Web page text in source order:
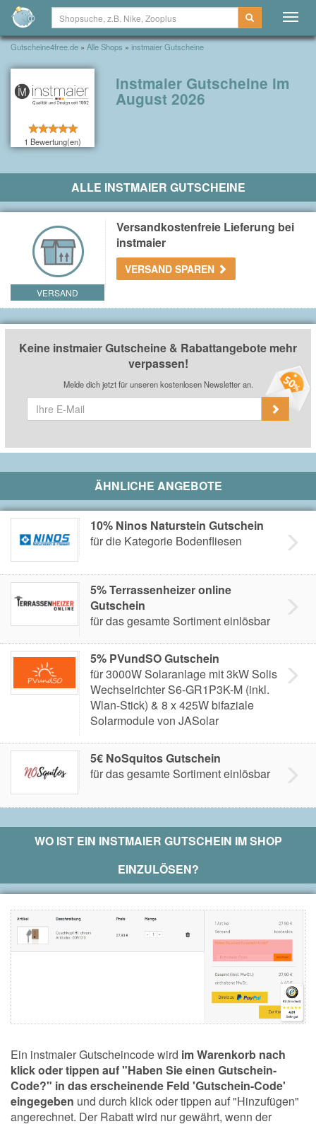
Gutscheine4free.de » Alle Shops » instmaier Gutscheine
1 Bewertung(en)
instmaier Gutscheine im
August 2026
ALLE INSTMAIER GUTSCHEINE
VERSAND
Versandkostenfreie Lieferung bei
instmaier
VERSAND SPAREN
Keine instmaier Gutscheine & Rabattangebote mehr
verpassen!
Melde dich jetzt für unseren kostenlosen Newsletter an.
ÄHNLICHE ANGEBOTE
10% Ninos Naturstein Gutschein
für die Kategorie Bodenfliesen
5% Terrassenheizer online
Gutschein
für das gesamte Sortiment einlösbar
5% PVundSO Gutschein
für 3000W Solaranlage mit 3kW Solis
Wechselrichter S6-GR1P3K-M (inkl.
Wlan-Stick) & 8 x 425W bifaziale
Solarmodule von JASolar
5€ NoSquitos Gutschein
für das gesamte Sortiment einlösbar
WO IST EIN INSTMAIER GUTSCHEIN IM SHOP
EINZULÖSEN?
Ein instmaier Gutscheincode wird im Warenkorb nach
klick oder tippen auf "Haben Sie einen Gutschein-
Code?" in das erscheinende Feld 'Gutschein-Code'
eingegeben und durch klick oder tippen auf "Hinzufügen"
angerechnet. Der Rabatt wird nur gewährt, wenn der